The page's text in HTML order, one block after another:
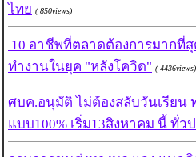
ไทย ( 850views)
10 อาชีพที่ตลาดต้องการมากที่
ทำงานในยุค "หลังโควิด" ( 4436views)
ศบค.อนุมัติ ไม่ต้องสลับวันเรียน
แบบ100% เริ่ม13สิงหาคม นี้ ทั่ว